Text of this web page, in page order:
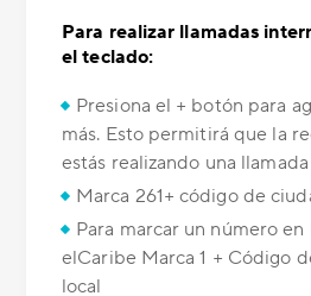
Para realizar llamadas
el teclado:
Presiona el + botón para
más. Esto permitirá que la
estás realizando una
Marca 261+ código de
Para marcar un número en
elCaribe Marca 1 + Código
local